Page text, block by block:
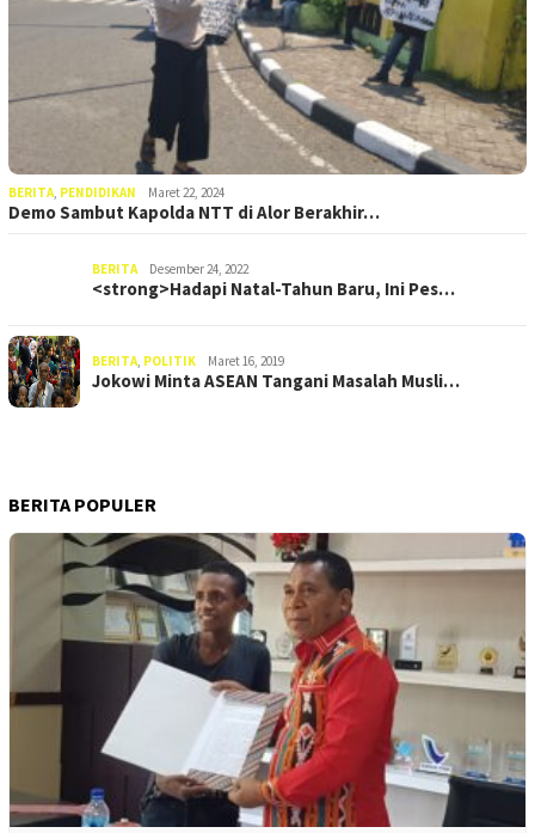
BERITA, PENDIDIKAN Maret 22, 2024
Demo Sambut Kapolda NTT di Alor Berakhir…
BERITA Desember 24, 2022
<strong>Hadapi Natal-Tahun Baru, Ini Pes…
BERITA, POLITIK Maret 16, 2019
Jokowi Minta ASEAN Tangani Masalah Musli…
BERITA POPULER